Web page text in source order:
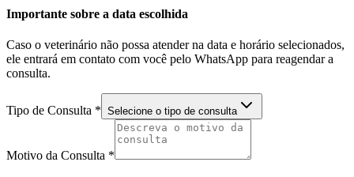
Importante sobre a data escolhida
Caso o veterinário não possa atender na data e horário selecionados,
ele entrará em contato com você pelo WhatsApp para reagendar a
consulta.
Tipo de Consulta * Selecione o tipo de consulta
Motivo da Consulta *